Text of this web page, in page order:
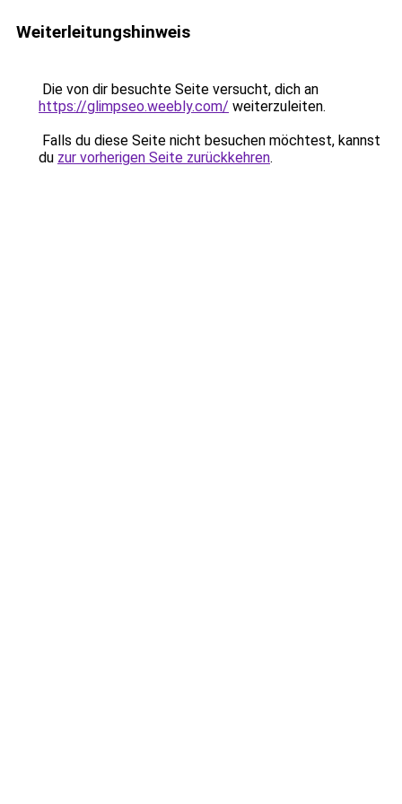
Weiterleitungshinweis
Die von dir besuchte Seite versucht, dich an
https://glimpseo.weebly.com/ weiterzuleiten.
Falls du diese Seite nicht besuchen möchtest, kannst
du zur vorherigen Seite zurückkehren.